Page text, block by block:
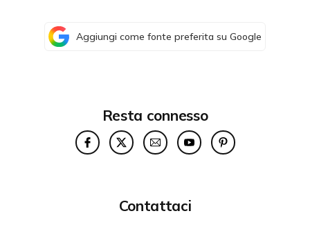
Aggiungi come fonte preferita su Google
Resta connesso
Contattaci